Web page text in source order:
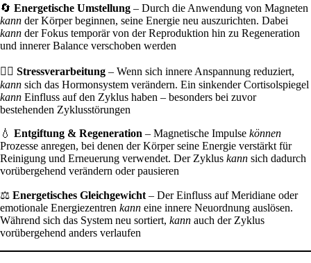
🔄 Energetische Umstellung – Durch die Anwendung von Magneten
kann der Körper beginnen, seine Energie neu auszurichten. Dabei
kann der Fokus temporär von der Reproduktion hin zu Regeneration
und innerer Balance verschoben werden
🧘‍♀️ Stressverarbeitung – Wenn sich innere Anspannung reduziert,
kann sich das Hormonsystem verändern. Ein sinkender Cortisolspiegel
kann Einfluss auf den Zyklus haben – besonders bei zuvor
bestehenden Zyklusstörungen
💧 Entgiftung & Regeneration – Magnetische Impulse können
Prozesse anregen, bei denen der Körper seine Energie verstärkt für
Reinigung und Erneuerung verwendet. Der Zyklus kann sich dadurch
vorübergehend verändern oder pausieren
⚖️ Energetisches Gleichgewicht – Der Einfluss auf Meridiane oder
emotionale Energiezentren kann eine innere Neuordnung auslösen.
Während sich das System neu sortiert, kann auch der Zyklus
vorübergehend anders verlaufen